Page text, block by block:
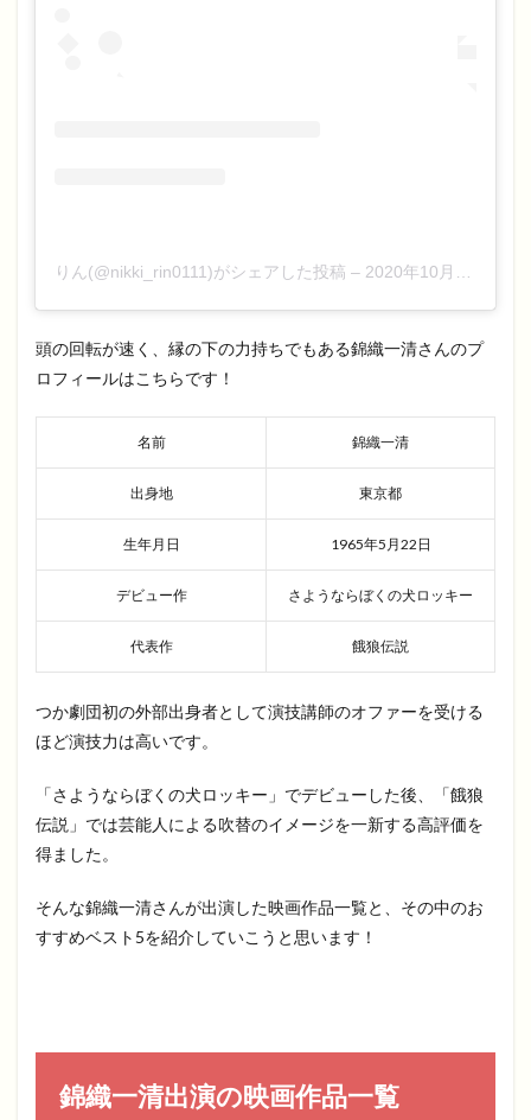
りん(@nikki_rin0111)がシェアした投稿 – 2020年10月月1日午前2時26分PDT
頭の回転が速く、縁の下の力持ちでもある錦織一清さんのプ
ロフィールはこちらです！
名前 錦織一清
出身地 東京都
生年月日 1965年5月22日
デビュー作 さようならぼくの犬ロッキー
代表作 餓狼伝説
つか劇団初の外部出身者として演技講師のオファーを受ける
ほど演技力は高いです。
「さようならぼくの犬ロッキー」でデビューした後、「餓狼
伝説」では芸能人による吹替のイメージを一新する高評価を
得ました。
そんな錦織一清さんが出演した映画作品一覧と、その中のお
すすめベスト5を紹介していこうと思います！
錦織一清出演の映画作品一覧